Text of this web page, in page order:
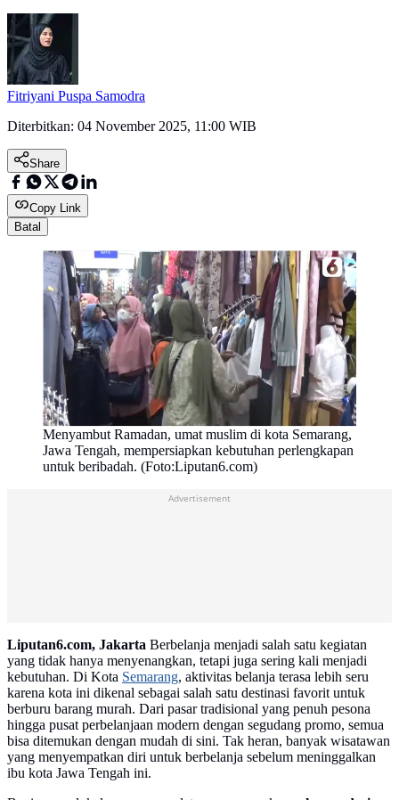
Fitriyani Puspa Samodra
Diterbitkan: 04 November 2025, 11:00 WIB
Share
Copy Link
Batal
Menyambut Ramadan, umat muslim di kota Semarang,
Jawa Tengah, mempersiapkan kebutuhan perlengkapan
untuk beribadah. (Foto:Liputan6.com)
Liputan6.com, Jakarta Berbelanja menjadi salah satu kegiatan
yang tidak hanya menyenangkan, tetapi juga sering kali menjadi
kebutuhan. Di Kota Semarang, aktivitas belanja terasa lebih seru
karena kota ini dikenal sebagai salah satu destinasi favorit untuk
berburu barang murah. Dari pasar tradisional yang penuh pesona
hingga pusat perbelanjaan modern dengan segudang promo, semua
bisa ditemukan dengan mudah di sini. Tak heran, banyak wisatawan
yang menyempatkan diri untuk berbelanja sebelum meninggalkan
ibu kota Jawa Tengah ini.